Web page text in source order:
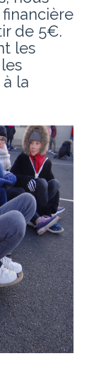
de 5€.
les
la